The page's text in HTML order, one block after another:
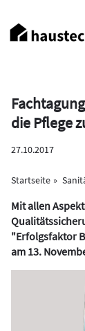
zum
Inhalt
die Pflege
27.10.2017
Startseite
Mit allen
"Erfolgsfaktor
am 13.